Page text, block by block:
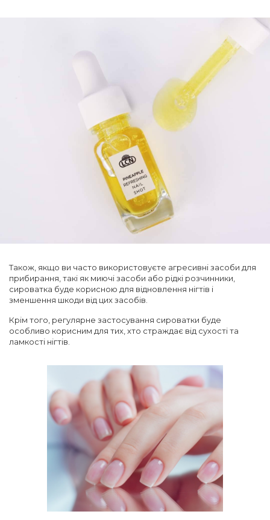
Також, якщо ви часто використовуєте агресивні засоби для
прибирання, такі як миючі засоби або рідкі розчинники,
сироватка буде корисною для відновлення нігтів і
зменшення шкоди від цих засобів.
Крім того, регулярне застосування сироватки буде
особливо корисним для тих, хто страждає від сухості та
ламкості нігтів.